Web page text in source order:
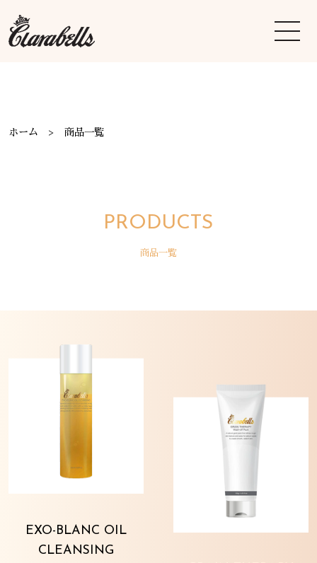
ホーム 商品一覧
PRODUCTS
商品一覧
EXO-BLANC OIL
CLEANSING